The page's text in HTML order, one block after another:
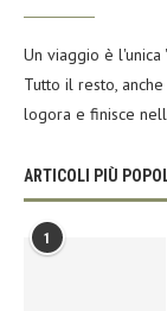
Un viaggio è
Tutto il resto,
logora e finisce
ARTICOLI PIÙ
1